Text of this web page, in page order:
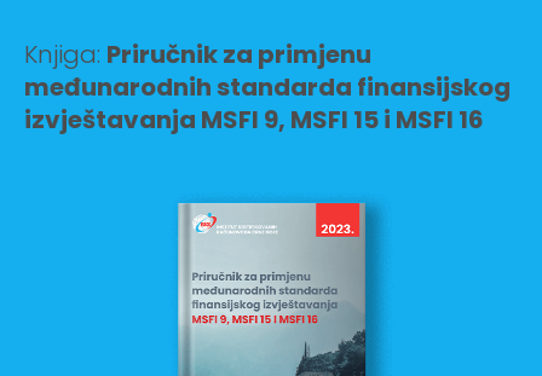
Knjiga: Priručnik za primjenu
međunarodnih standarda finansijskog
izvještavanja MSFI 9, MSFI 15 i MSFI 16